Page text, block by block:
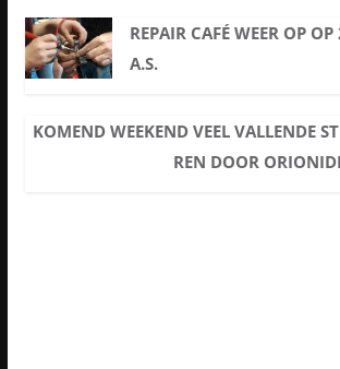
REPAIR CAFÉ WEER OP
A.S.
KOMEND WEEKEND VEEL VALLENDE
REN DOOR